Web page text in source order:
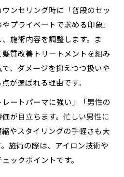
ンセリング時に「普段のセッ
プライベートで求める印象」
施術内容を調整します。ま
質改善トリートメントを組み
、ダメージを抑えつつ扱いや
が選ばれる理由です。
ートパーマに強い」「男性の
が目立ちます。忙しい男性に
やスタイリングの手軽さも大
施術の際は、アイロン技術や
ックポイントです。